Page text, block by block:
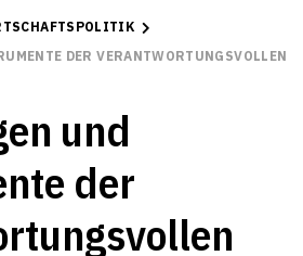
DER VERANTWORTUNGSVOLLEN
und
der